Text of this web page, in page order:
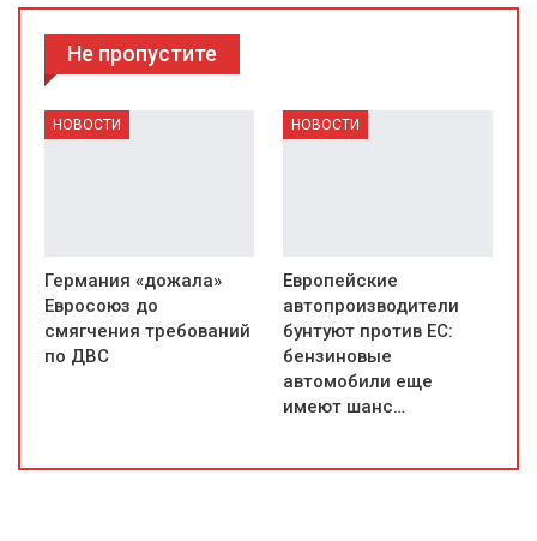
Не пропустите
НОВОСТИ
Германия «дожала»
Евросоюз до
смягчения требований
по ДВС
НОВОСТИ
Европейские
автопроизводители
бунтуют против ЕС:
бензиновые
автомобили еще
имеют шанс…